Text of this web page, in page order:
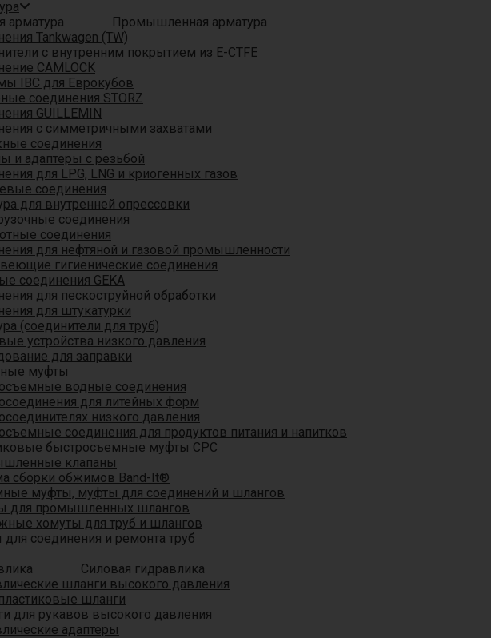
Промышленная арматура
Tankwagen (TW)
с внутренним покрытием из E-CTFE
CAMLOCK
IBC для Еврокубов
соединения STORZ
GUILLEMIN
с симметричными захватами
соединения
и адаптеры с резьбой
для LPG, LNG и криогенных газов
соединения
для внутренней опрессовки
соединения
соединения
для нефтяной и газовой промышленности
гигиенические соединения
соединения GEKA
для пескоструйной обработки
для штукатурки
(соединители для труб)
устройства низкого давления
для заправки
муфты
водные соединения
для литейных форм
низкого давления
соединения для продуктов питания и напитков
быстросъемные муфты CPC
клапаны
сборки обжимов Band-It®
муфты, муфты для соединений и шлангов
для промышленных шлангов
хомуты для труб и шлангов
соединения и ремонта труб
Силовая гидравлика
шланги высокого давления
шланги
для рукавов высокого давления
адаптеры